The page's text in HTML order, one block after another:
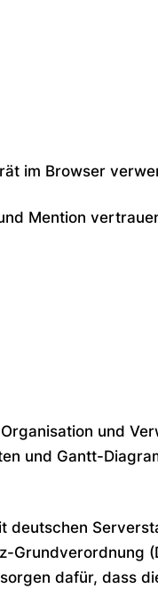
im Browser
Mention
und
und Gantt-
deutschen
Grundverordnung
dafür, dass